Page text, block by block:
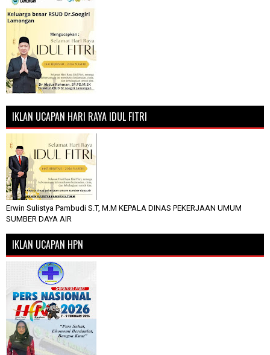
IKLAN UCAPAN HARI RAYA IDUL FITRI
Erwin Sulistya Pambudi S.T, M.M KEPALA DINAS PEKERJAAN UMUM
SUMBER DAYA AIR
IKLAN UCAPAN HPN